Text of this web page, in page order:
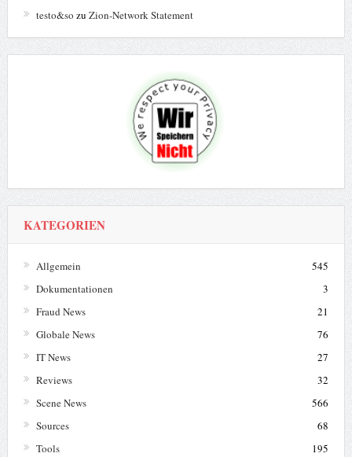
testo&so zu Zion-Network Statement
KATEGORIEN
Allgemein
545
Dokumentationen
3
Fraud News
21
Globale News
76
IT News
27
Reviews
32
Scene News
566
Sources
68
Tools
195